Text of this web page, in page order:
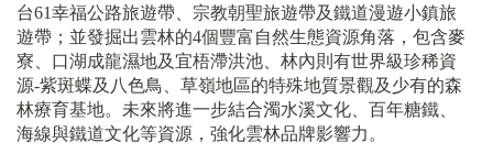
台61幸福公路旅遊帶、宗教朝聖旅遊帶及鐵道漫遊小鎮旅
遊帶；並發掘出雲林的4個豐富自然生態資源角落，包含麥
寮、口湖成龍濕地及宜梧滯洪池、林內則有世界級珍稀資
源-紫斑蝶及八色鳥、草嶺地區的特殊地質景觀及少有的森
林療育基地。未來將進一步結合濁水溪文化、百年糖鐵、
海線與鐵道文化等資源，強化雲林品牌影響力。